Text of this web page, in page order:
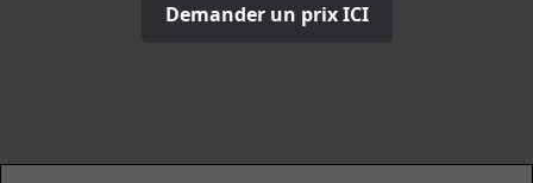
Demander un prix ICI